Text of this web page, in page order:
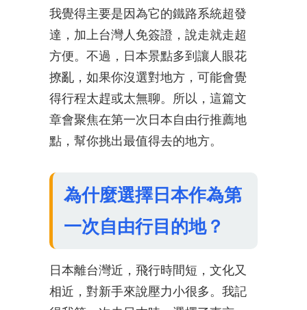
我覺得主要是因為它的鐵路系統超發
達，加上台灣人免簽證，說走就走超
方便。不過，日本景點多到讓人眼花
撩亂，如果你沒選對地方，可能會覺
得行程太趕或太無聊。所以，這篇文
章會聚焦在第一次日本自由行推薦地
點，幫你挑出最值得去的地方。
為什麼選擇日本作為第
一次自由行目的地？
日本離台灣近，飛行時間短，文化又
相近，對新手來說壓力小很多。我記